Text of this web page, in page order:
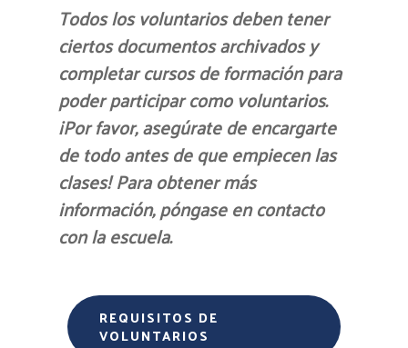
Todos los voluntarios deben tener
ciertos documentos archivados y
completar cursos de formación para
poder participar como voluntarios.
¡Por favor, asegúrate de encargarte
de todo antes de que empiecen las
clases! Para obtener más
información, póngase en contacto
con la escuela.
REQUISITOS DE
VOLUNTARIOS